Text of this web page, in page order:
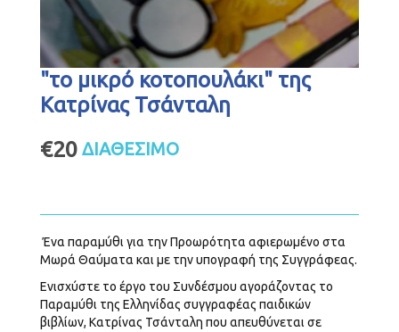
"το μικρό κοτοπουλάκι" της
Κατρίνας Τσάνταλη
€20 ΔΙΑΘΕΣΙΜΟ
Ένα παραμύθι για την Προωρότητα αφιερωμένο στα
Μωρά Θαύματα και με την υπογραφή της Συγγράφεας.
Ενισχύστε το έργο του Συνδέσμου αγοράζοντας το
Παραμύθι της Ελληνίδας συγγραφέας παιδικών
βιβλίων, Κατρίνας Τσάνταλη που απευθύνεται σε